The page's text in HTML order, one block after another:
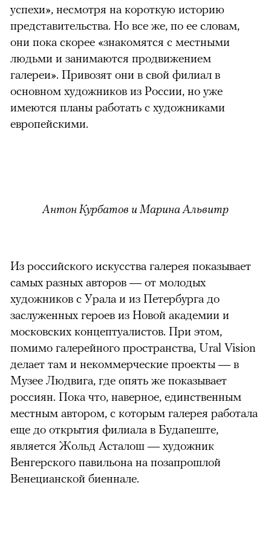
успехи», несмотря на короткую историю
представительства. Но все же, по ее словам,
они пока скорее «знакомятся с местными
людьми и занимаются продвижением
галереи». Привозят они в свой филиал в
основном художников из России, но уже
имеются планы работать с художниками
европейскими.
Антон Курбатов и Марина Альвитр
Из российского искусства галерея показывает
самых разных авторов — от молодых
художников с Урала и из Петербурга до
заслуженных героев из Новой академии и
московских концептуалистов. При этом,
помимо галерейного пространства, Ural Vision
делает там и некоммерческие проекты — в
Музее Людвига, где опять же показывает
россиян. Пока что, наверное, единственным
местным автором, с которым галерея работала
еще до открытия филиала в Будапеште,
является Жольд Асталош — художник
Венгерского павильона на позапрошлой
Венецианской биеннале.